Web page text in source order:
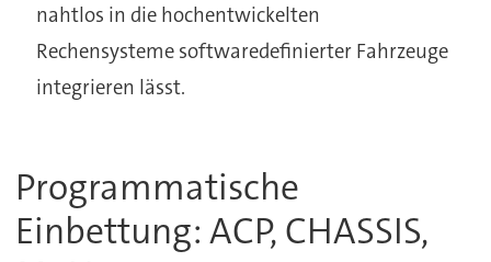
nahtlos in die hochentwickelten
Rechensysteme softwaredefinierter Fahrzeuge
integrieren lässt.
Programmatische
Einbettung: ACP, CHASSIS,